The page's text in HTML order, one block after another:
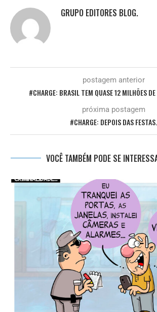
GRUPO EDITORES BLOG.
postagem anterior
#CHARGE: BRASIL TEM QUASE 12 MILHÕES
próxima postagem
#CHARGE: DEPOIS DAS FESTAS.
VOCÊ TAMBÉM PODE SE